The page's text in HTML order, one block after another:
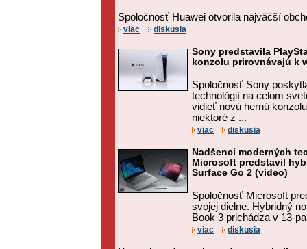
Spoločnosť Huawei otvorila najväčší
viac diskusia
Sony predstavila
konzolu prirovnávajú k
Spoločnosť Sony
technológií na celom
vidieť novú hernú
niektoré z ...
viac diskusia
Nadšenci moderných
Microsoft predstavil
Surface Go 2 (video)
Spoločnosť Microsoft
svojej dielne. Hybridný
Book 3 prichádza v 13-
viac diskusia